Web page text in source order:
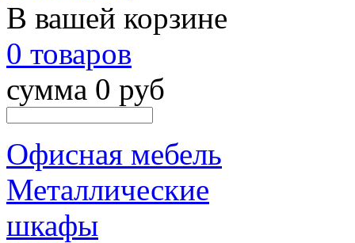
В вашей корзине
0 товаров
сумма 0 руб
Офисная мебель
Металлические
шкафы